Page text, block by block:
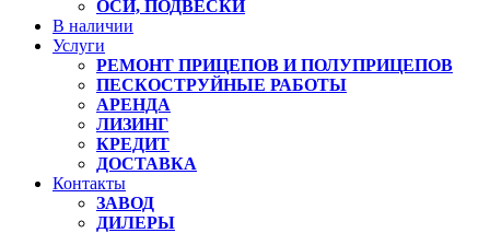
ОСИ, ПОДВЕСКИ
В наличии
Услуги
РЕМОНТ ПРИЦЕПОВ И ПОЛУПРИЦЕПОВ
ПЕСКОСТРУЙНЫЕ РАБОТЫ
АРЕНДА
ЛИЗИНГ
КРЕДИТ
ДОСТАВКА
Контакты
ЗАВОД
ДИЛЕРЫ